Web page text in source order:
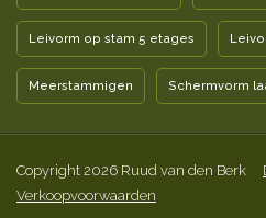
Leivorm op stam 5 etages
Meerstammigen Schermvorm
Copyright 2026 Ruud van den Berk
Verkoopvoorwaarden